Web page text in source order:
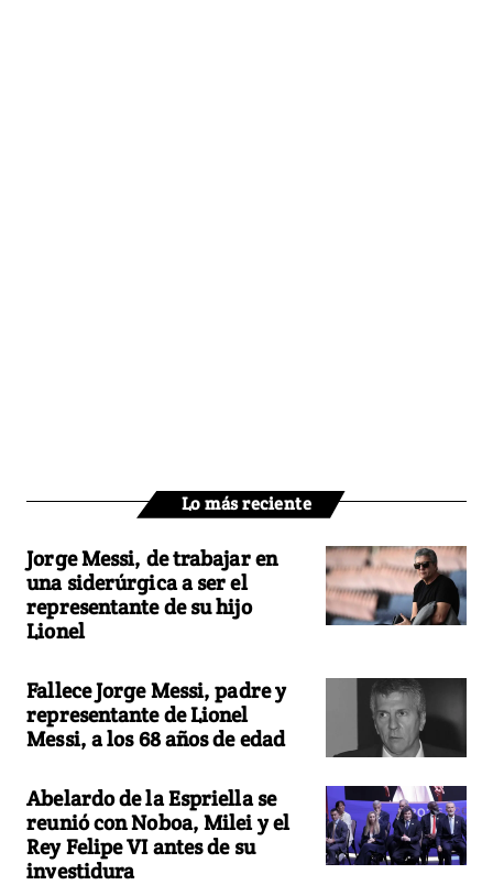
Lo más reciente
Jorge Messi, de trabajar en
una siderúrgica a ser el
representante de su hijo
Lionel
Fallece Jorge Messi, padre y
representante de Lionel
Messi, a los 68 años de edad
Abelardo de la Espriella se
reunió con Noboa, Milei y el
Rey Felipe VI antes de su
investidura